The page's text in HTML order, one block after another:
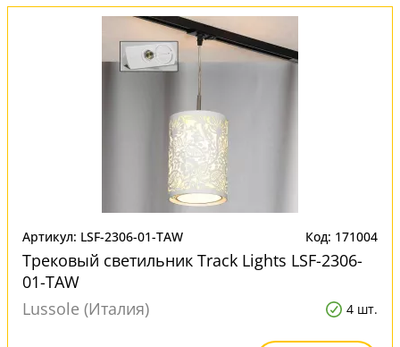
Артикул: LSF-2306-01-TAW Код: 171004
Трековый светильник Track Lights LSF-2306-
01-TAW
Lussole (Италия)
4 шт.